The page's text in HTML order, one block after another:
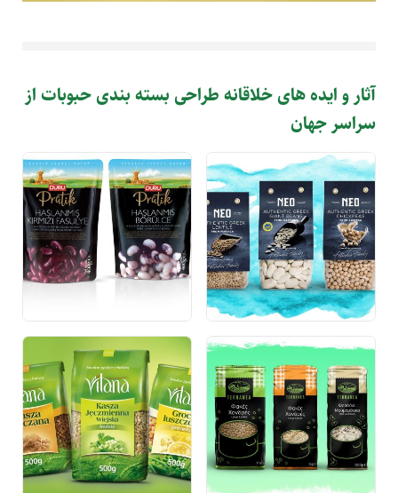
آثار و ایده های خلاقانه طراحی بسته بندی حبوبات از
سراسر جهان